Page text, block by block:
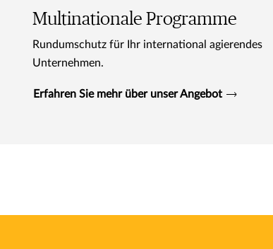
Multinationale Programme
Rundumschutz für Ihr international agierendes
Unternehmen.
Erfahren Sie mehr über unser Angebot